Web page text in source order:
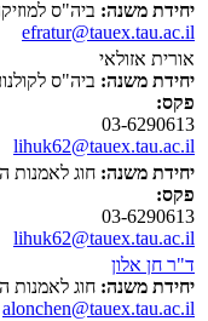
יחידת משנה: ביה"ס
efratur@tauex.tau.ac.il
אורית אזולאי
יחידת משנה: ביה"ס
פקס:
03-6290613
lihuk62@tauex.tau.ac.il
יחידת משנה: חוג לאמנות
פקס:
03-6290613
lihuk62@tauex.tau.ac.il
ד"ר חן אלון
יחידת משנה: חוג לאמנות
alonchen@tauex.tau.ac.il